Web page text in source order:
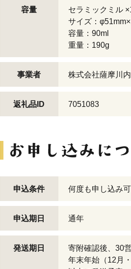
容量
セラミックミル
サイズ：
容量：90ml
重量：190g
事業者 株式会社薩摩川
返礼品ID 7051083
申込条件 何度も申し込み可
申込期日 通年
発送期日
寄附確認後、30
年末年始（12月